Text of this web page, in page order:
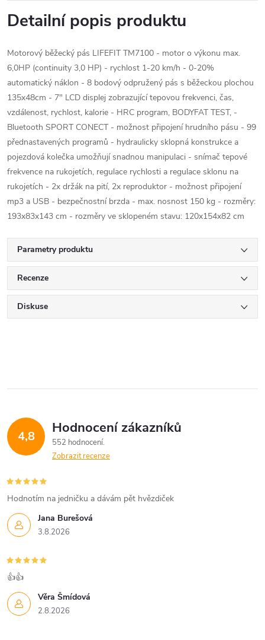
Detailní popis produktu
Motorový běžecký pás LIFEFIT TM7100 - motor o výkonu max.
6,0HP (continuity 3,0 HP) - rychlost 1-20 km/h - 0-20%
automatický náklon - 8 bodový odpružený pás s běžeckou plochou
135x48cm - 7" LCD displej zobrazující tepovou frekvenci, čas,
vzdálenost, rychlost, kalorie - HRC program, BODYFAT TEST, -
Bluetooth SPORT CONECT - možnost připojení hrudního pásu - 99
přednastavených programů - hydraulicky sklopná konstrukce a
pojezdová kolečka umožňují snadnou manipulaci - snímač tepové
frekvence na rukojetích, regulace rychlosti a regulace sklonu na
rukojetích - 2x držák na pití, 2x reproduktor - možnost připojení
mp3 a USB - bezpečnostní brzda - max. nosnost 150 kg - rozměry:
193x83x143 cm - rozměry ve sklopeném stavu: 120x154x82 cm
Parametry produktu
Recenze
Diskuse
4,8 Hodnocení zákazníků
552 hodnocení
Zobrazit recenze
Jana Burešová
3.8.2026
Hodnotím na jedničku a dávám pět hvězdiček
Věra Šmídová
2.8.2026
👍👍